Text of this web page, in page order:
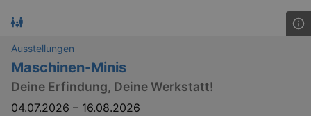
Ausstellungen
Maschinen-Minis
Deine Erfindung, Deine Werkstatt!
04.07.2026 – 16.08.2026